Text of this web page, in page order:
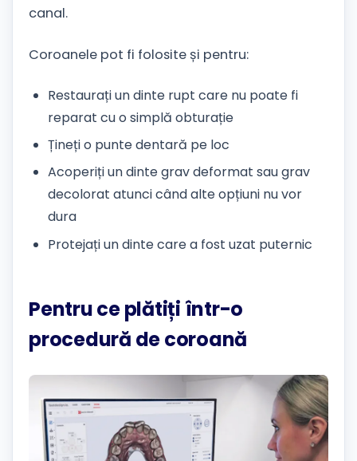
canal.
Coroanele pot fi folosite și pentru:
Restaurați un dinte rupt care nu poate fi
reparat cu o simplă obturație
Țineți o punte dentară pe loc
Acoperiți un dinte grav deformat sau grav
decolorat atunci când alte opțiuni nu vor
dura
Protejați un dinte care a fost uzat puternic
Pentru ce plătiți într-o
procedură de coroană